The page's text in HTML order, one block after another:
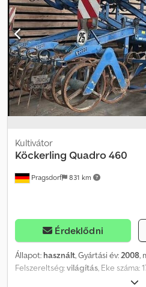
Pragsdorf 831 km
Kultivátor
Köckerling Quadro 460
Érdeklődni
Állapot: használt, Gyártási év:2008,
Felszereltség:világítás, Eke száma:
vontatott, hidraulikus összecsukás,